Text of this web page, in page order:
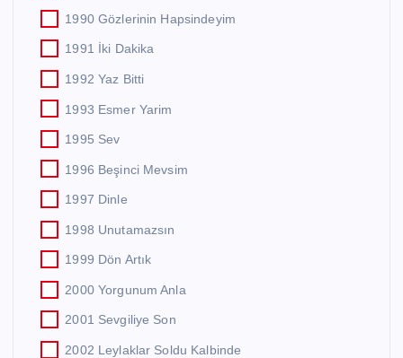
1990 Gözlerinin Hapsindeyim
1991 İki Dakika
1992 Yaz Bitti
1993 Esmer Yarim
1995 Sev
1996 Beşinci Mevsim
1997 Dinle
1998 Unutamazsın
1999 Dön Artık
2000 Yorgunum Anla
2001 Sevgiliye Son
2002 Leylaklar Soldu Kalbinde